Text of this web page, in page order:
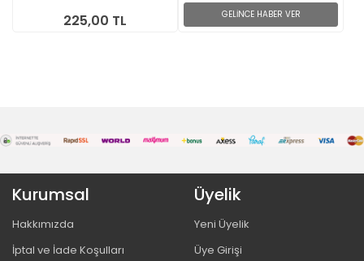
225,00 TL GELİNCE HABER VER
Kurumsal
Hakkımızda
İptal ve İade Koşulları
Üyelik
Yeni Üyelik
Üye Girişi